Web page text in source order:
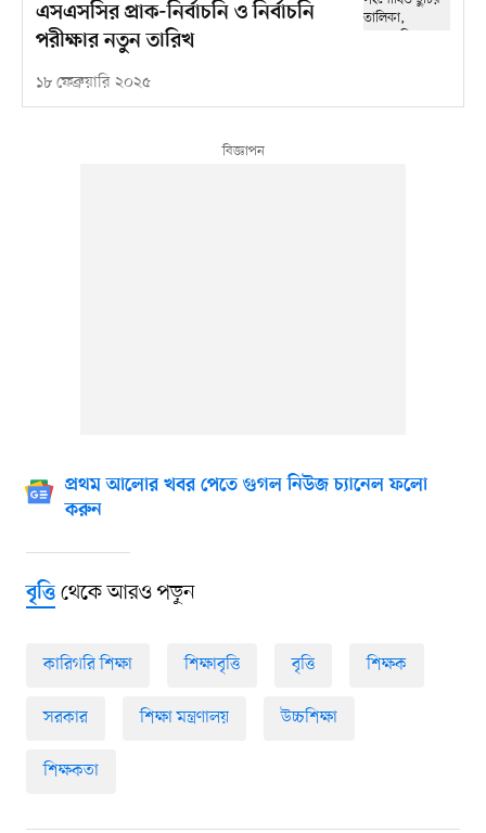
এসএসসির প্রাক-নির্বাচনি ও নির্বাচনি
পরীক্ষার নতুন তারিখ
১৮ ফেব্রুয়ারি ২০২৫
প্রথম আলোর খবর পেতে গুগল নিউজ চ্যানেল ফলো
করুন
বৃত্তিথেকে আরও পড়ুন
কারিগরি শিক্ষা শিক্ষাবৃত্তি বৃত্তি শিক্ষক
সরকার শিক্ষা মন্ত্রণালয় উচ্চশিক্ষা
শিক্ষকতা